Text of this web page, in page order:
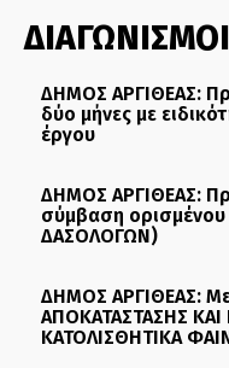
ΔΗΜΟΣ ΑΡΓΙΘΕΑΣ:
δύο μήνες με
έργου
ΔΗΜΟΣ ΑΡΓΙΘΕΑΣ:
σύμβαση
ΔΑΣΟΛΟΓΩΝ)
ΔΗΜΟΣ ΑΡΓΙΘΕΑΣ:
ΑΠΟΚΑΤΑΣΤΑΣΗΣ
ΚΑΤΟΛΙΣΘΗΤΙΚΑ